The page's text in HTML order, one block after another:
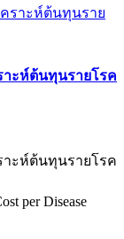
าะห์ต้นทุนรายโรค
าะห์ต้นทุนรายโรค
per Disease